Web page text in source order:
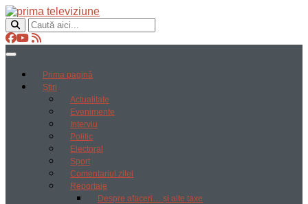
Prima pagină
Știri
Actualitate
Evenimente
Interviu
Politic
Electoral
Sport
Comentariul zilei
Reportaje
Despre afaceri… și alte taxe